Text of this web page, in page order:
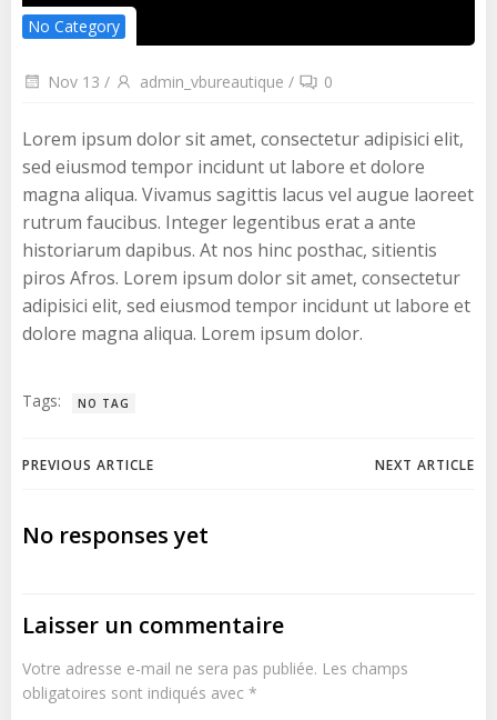
No Category
Nov 13 / admin_vbureautique / 0
Lorem ipsum dolor sit amet, consectetur adipisici elit,
sed eiusmod tempor incidunt ut labore et dolore
magna aliqua. Vivamus sagittis lacus vel augue laoreet
rutrum faucibus. Integer legentibus erat a ante
historiarum dapibus. At nos hinc posthac, sitientis
piros Afros. Lorem ipsum dolor sit amet, consectetur
adipisici elit, sed eiusmod tempor incidunt ut labore et
dolore magna aliqua. Lorem ipsum dolor.
Tags: NO TAG
Navigation
de
PREVIOUS ARTICLE
Navigation
NEXT ARTICLE
No responses yet
Laisser un commentaire
Votre adresse e-mail ne sera pas publiée. Les champs
obligatoires sont indiqués avec *